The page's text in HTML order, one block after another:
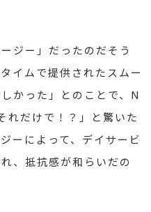
ジー」だったのだそう
イムで提供されたスムー
かった」とのことで、N
れだけで！？」と驚いた
ーによって、デイサービ
、抵抗感が和らいだの